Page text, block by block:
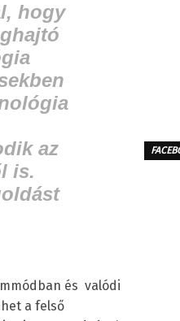
hogy
az
is.
és valódi
a felső